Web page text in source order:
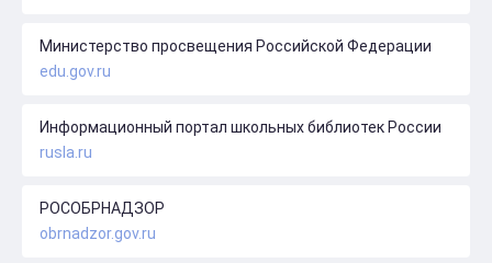
Министерство просвещения Российской Федерации
edu.gov.ru
Информационный портал школьных библиотек России
rusla.ru
РОСОБРНАДЗОР
obrnadzor.gov.ru